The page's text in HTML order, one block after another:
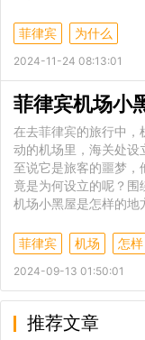
菲律宾 为什么
2024-11-24 08:13:01
在去菲律宾的旅行中，
动的机场里，海关处设
至说它是旅客的噩梦，
竟是为何设立的呢？
机场小黑屋是怎样的地
菲律宾 机场 怎样
2024-09-13 01:50:01
推荐文章